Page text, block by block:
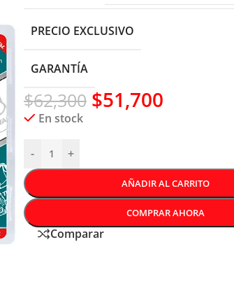
PRECIO EXCLUSIVO
GARANTÍA
$62,300 $51,700
En stock
- +
AÑADIR AL CARRITO
COMPRAR AHORA
Comparar